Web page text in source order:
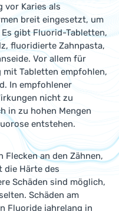
vor Karies als
breit eingesetzt, um
gibt Fluorid-Tabletten,
fluoridierte Zahnpasta,
Vor allem für
Tabletten empfohlen,
In empfohlener
nicht zu
in zu hohen Mengen
entstehen.
an den Zähnen,
Härte des
Schäden sind möglich,
Schäden am
Fluoride jahrelang in